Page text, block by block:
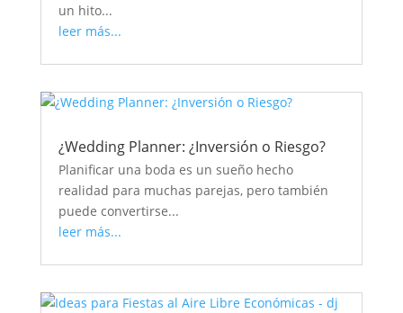
un hito...
leer más...
¿Wedding Planner: ¿Inversión o Riesgo?
Planificar una boda es un sueño hecho
realidad para muchas parejas, pero también
puede convertirse...
leer más...